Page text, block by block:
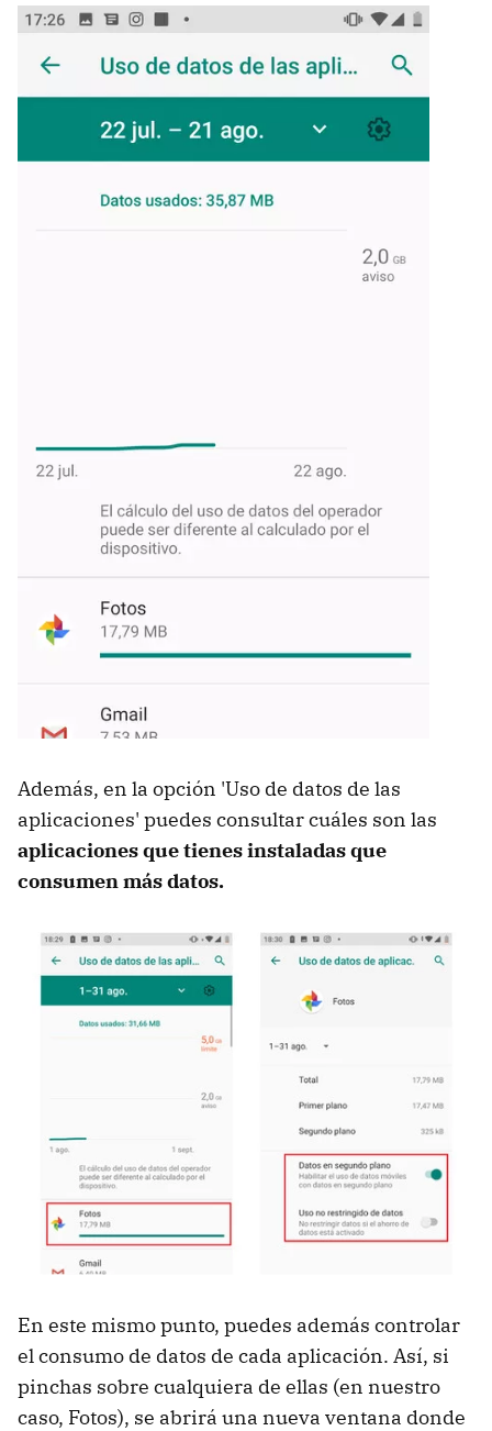
Además, en la opción 'Uso de datos de las
aplicaciones' puedes consultar cuáles son las
aplicaciones que tienes instaladas que
consumen más datos.
En este mismo punto, puedes además controlar
el consumo de datos de cada aplicación. Así, si
pinchas sobre cualquiera de ellas (en nuestro
caso, Fotos), se abrirá una nueva ventana donde